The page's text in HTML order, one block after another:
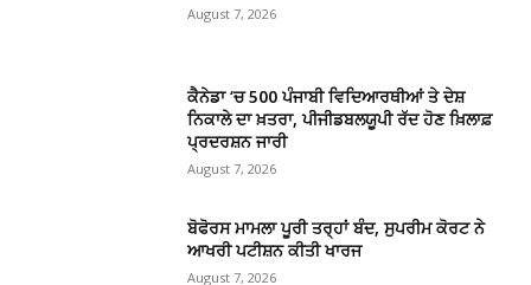
August 7, 2026
ਕੈਨੇਡਾ ‘ਚ 500 ਪੰਜਾਬੀ ਵਿਦਿਆਰਥੀਆਂ ਤੇ ਦੇਸ਼
ਨਿਕਾਲੇ ਦਾ ਖ਼ਤਰਾ, ਪੀਜੀਡਬਲਯੂਪੀ ਰੱਦ ਹੋਣ ਖ਼ਿਲਾਫ਼
ਪ੍ਰਦਰਸ਼ਨ ਜਾਰੀ
August 7, 2026
ਬੋਫੋਰਸ ਮਾਮਲਾ ਪੂਰੀ ਤਰ੍ਹਾਂ ਬੰਦ, ਸੁਪਰੀਮ ਕੋਰਟ ਨੇ
ਆਖਰੀ ਪਟੀਸ਼ਨ ਕੀਤੀ ਖਾਰਜ
August 7, 2026